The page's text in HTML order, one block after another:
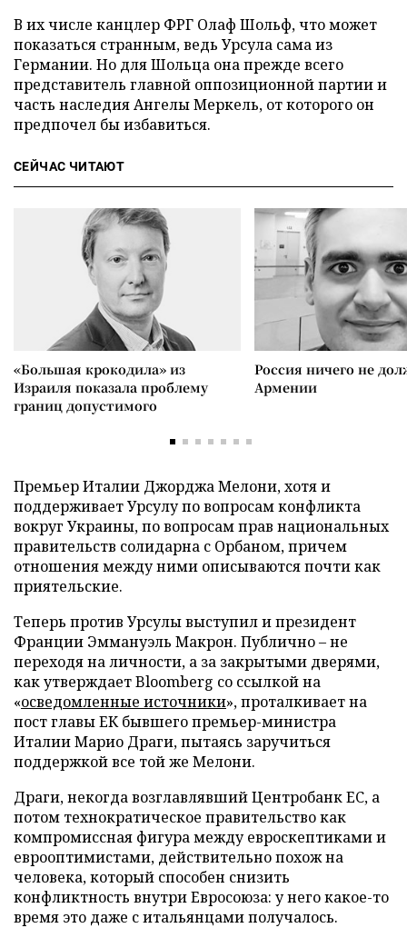
В их числе канцлер ФРГ Олаф Шольф, что может
показаться странным, ведь Урсула сама из
Германии. Но для Шольца она прежде всего
представитель главной оппозиционной партии и
часть наследия Ангелы Меркель, от которого он
предпочел бы избавиться.
СЕЙЧАС ЧИТАЮТ
«Большая крокодила» из
Израиля показала проблему
границ допустимого
Россия ничего не
Армении
Премьер Италии Джорджа Мелони, хотя и
поддерживает Урсулу по вопросам конфликта
вокруг Украины, по вопросам прав национальных
правительств солидарна с Орбаном, причем
отношения между ними описываются почти как
приятельские.
Теперь против Урсулы выступил и президент
Франции Эммануэль Макрон. Публично – не
переходя на личности, а за закрытыми дверями,
как утверждает Bloomberg со ссылкой на
«осведомленные источники», проталкивает на
пост главы ЕК бывшего премьер-министра
Италии Марио Драги, пытаясь заручиться
поддержкой все той же Мелони.
Драги, некогда возглавлявший Центробанк ЕС, а
потом технократическое правительство как
компромиссная фигура между евроскептиками и
еврооптимистами, действительно похож на
человека, который способен снизить
конфликтность внутри Евросоюза: у него какое-то
время это даже с итальянцами получалось.